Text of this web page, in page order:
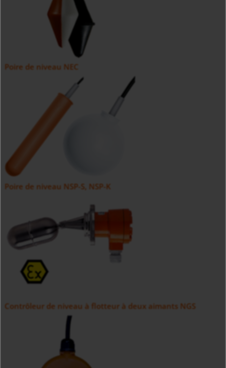
Poire de niveau NEC
Poire de niveau NSP-S, NSP-K
Contrôleur de niveau à flotteur à deux aimants NGS